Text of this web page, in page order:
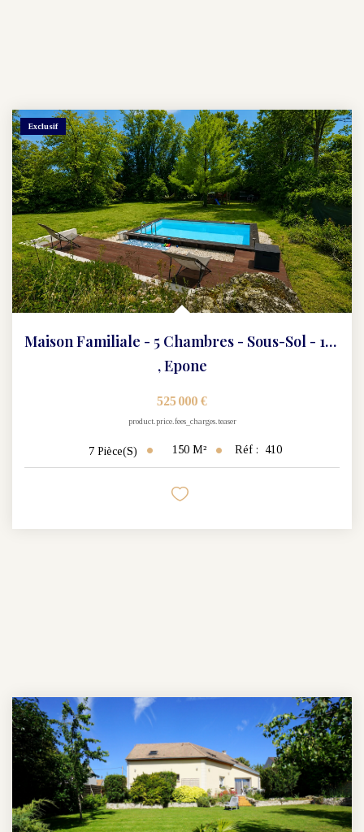
Exclusif
Maison Familiale - 5 Chambres - Sous-Sol - 128 M2
,Epone
525 000 €
product.price.fees_charges.teaser
7 Pièce(s) 150 M² Réf : 410